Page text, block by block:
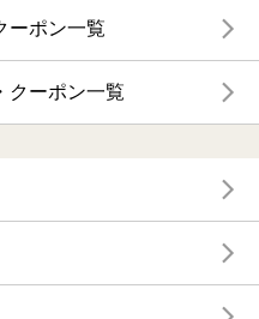
ーポン一覧
クーポン一覧